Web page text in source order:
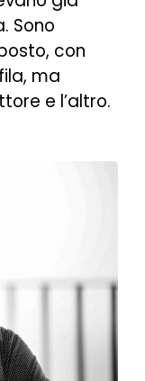
Sono
con
ma
e l’altro.